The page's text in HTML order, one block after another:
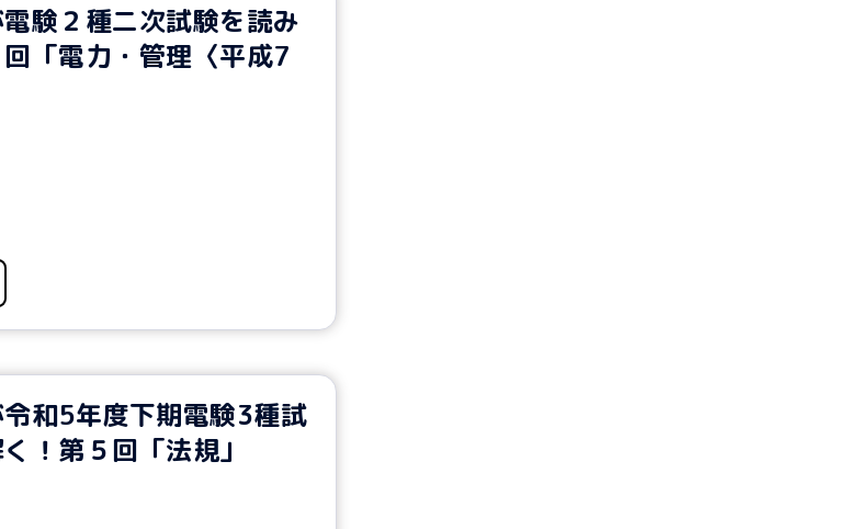
験２種二次試験を読み
「電力・管理〈平成7
和5年度下期電験3種試
！第５回「法規」